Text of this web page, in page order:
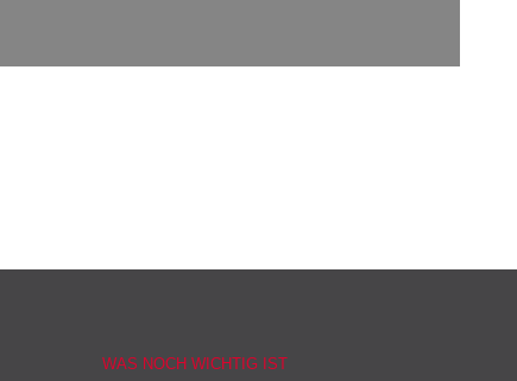
WAS NOCH WICHTIG IST